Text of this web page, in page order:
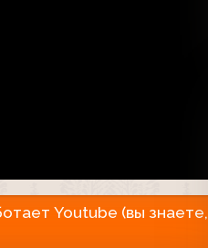
Youtube (вы знаете,